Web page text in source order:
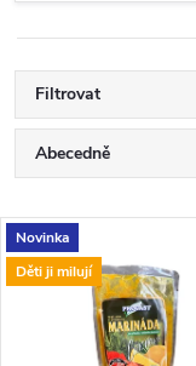
Filtrovat
Ř
a
z
Abecedně
Nejdražší
Nejprodávanější
V
ý
Novinka
Děti ji milují